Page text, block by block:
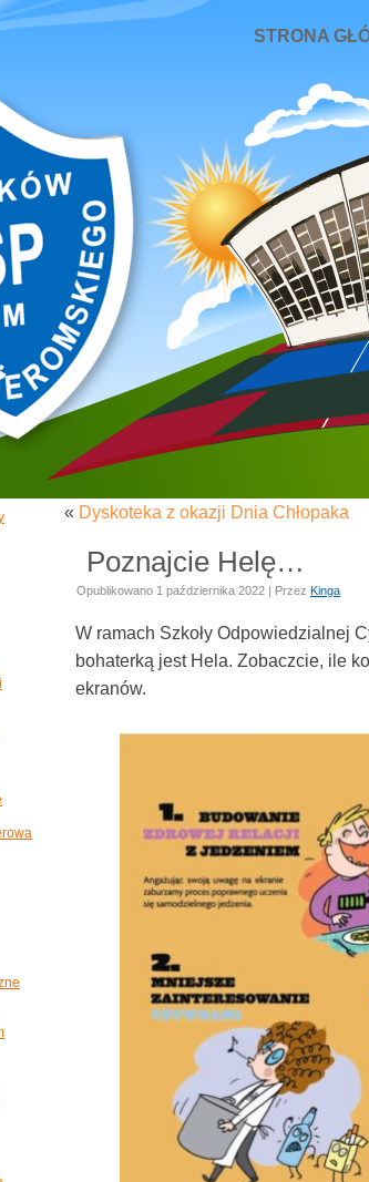
STRONA
« Dyskoteka z okazji Dnia Chłopaka
Poznajcie Helę…
Opublikowano 1 października 2022 | Przez Kinga
W ramach Szkoły Odpowiedzialnej
bohaterką jest Hela. Zobaczcie, ile
ekranów.